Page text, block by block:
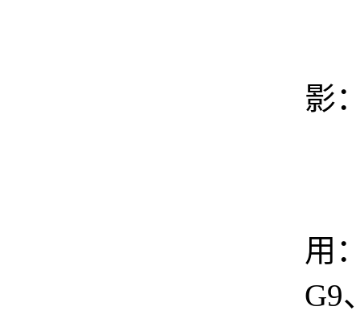
影
用
G9